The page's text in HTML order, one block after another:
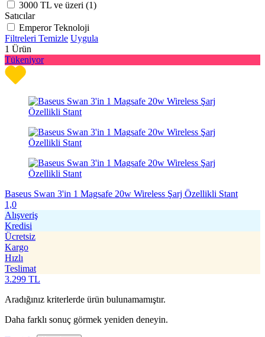
3000 TL ve üzeri (1)
Satıcılar
Emperor Teknoloji
Filtreleri Temizle Uygula
1 Ürün
Tükeniyor
Baseus Swan 3'in 1 Magsafe 20w Wireless Şarj Özellikli Stant
1,0
Alışveriş
Kredisi
Ücretsiz
Kargo
Hızlı
Teslimat
3.299 TL
Aradığınız kriterlerde ürün bulunamamıştır.
Daha farklı sonuç görmek yeniden deneyin.